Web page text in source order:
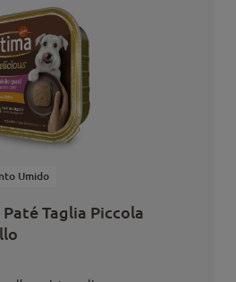
Umido
Taglia Piccola